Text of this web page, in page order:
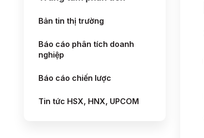
Bản tin thị trường
Báo cáo phân tích doanh
nghiệp
Báo cáo chiến lược
Tin tức HSX, HNX, UPCOM